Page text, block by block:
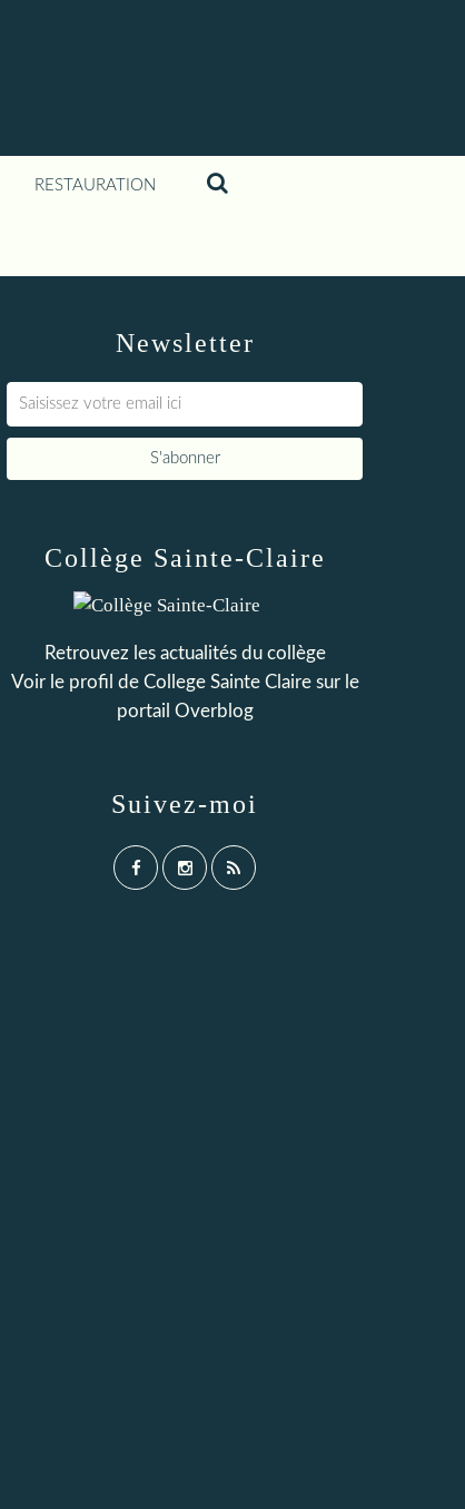
RESTAURATION
Newsletter
Collège Sainte-Claire
Retrouvez les actualités du collège
Voir le profil de College Sainte Clairesur le
portail Overblog
Suivez-moi